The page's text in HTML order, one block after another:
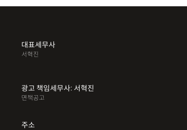
대표세무사
서혁진
광고 책임세무사: 서혁진
면책공고
주소